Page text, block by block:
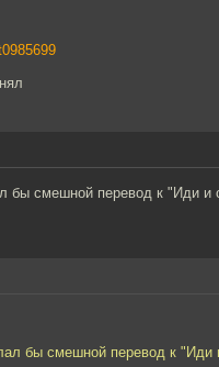
бы смешной перевод к "Иди и
бы смешной перевод к "Иди